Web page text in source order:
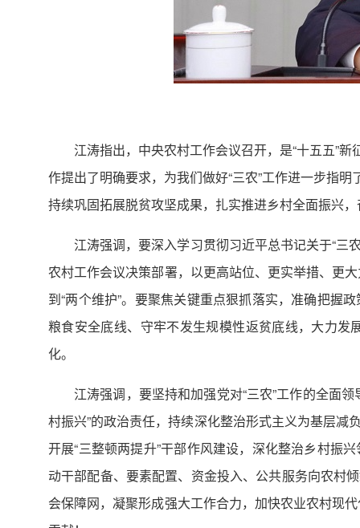
江涛指出，中央农村工作会议召开，是“十五五”
作提出了明确要求，为我们做好“三农”工作进一步指明
持续巩固拓展脱贫攻坚成果，扎实推进乡村全面振兴
江涛强调，要深入学习贯彻习近平总书记关于“三
农村工作会议决策部署，以更高站位、更实举措、更
到“两个维护”。要聚焦关键重点狠抓落实，准确把握
粮食安全底线、守牢不发生规模性返贫底线，大力
化。
江涛强调，要坚持和加强党对“三农”工作的全面
村振兴”的政治责任，持续深化整治形式主义为基层
开展“三整顿两提升”干部作风建设，深化整治乡村振
动干部配备、要素配置、资金投入、公共服务向农村
会保障网，凝聚形成强大工作合力，加快农业农村现